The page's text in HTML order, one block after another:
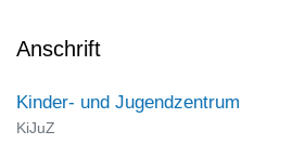
Anschrift
Kinder- und Jugendzentrum
KiJuZ